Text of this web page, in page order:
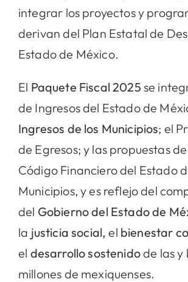
integrar los proyectos y
derivan del Plan Estatal de
Estado de México.
El Paquete Fiscal 2025 se
de Ingresos del Estado de
Ingresos de los Municipios; el
de Egresos; y las propuestas
Código Financiero del Estado
Municipios, y es reflejo del
del Gobierno del Estado de
la justicia social, el bienestar
el desarrollosostenidode las y
millones de mexiquenses.